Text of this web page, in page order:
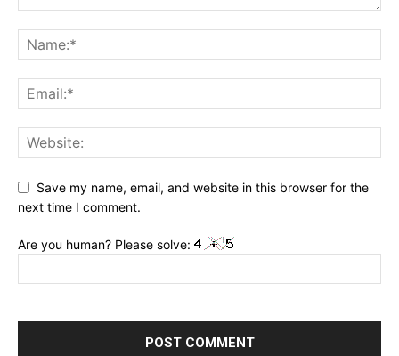
Save my name, email, and website in this browser for the
next time I comment.
Are you human? Please solve: